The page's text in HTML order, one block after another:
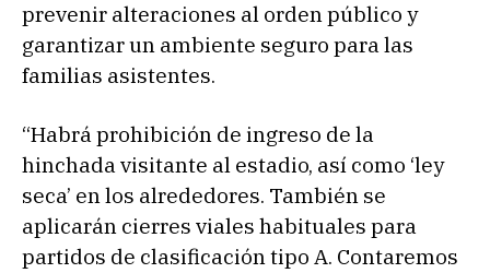
prevenir alteraciones al orden público y
garantizar un ambiente seguro para las
familias asistentes.
“Habrá prohibición de ingreso de la
hinchada visitante al estadio, así como ‘ley
seca’ en los alrededores. También se
aplicarán cierres viales habituales para
partidos de clasificación tipo A. Contaremos